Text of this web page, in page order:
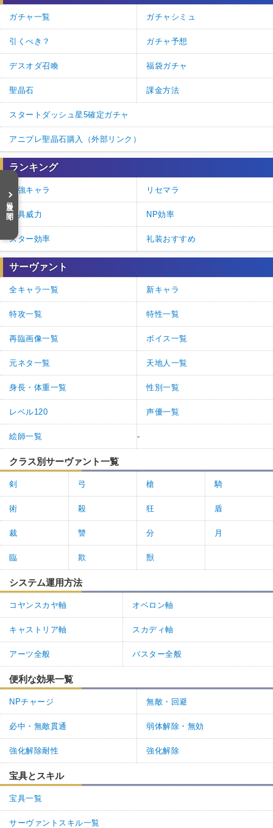
目次を開く
ガチャ一覧 ガチャシミュ
引くべき？ ガチャ予想
デスオダ召喚 福袋ガチャ
聖晶石 課金方法
スタートダッシュ星5確定ガチャ
アニプレ聖晶石購入（外部リンク）
ランキング
最強キャラ リセマラ
宝具威力 NP効率
スター効率 礼装おすすめ
サーヴァント
全キャラ一覧 新キャラ
特攻一覧 特性一覧
再臨画像一覧 ボイス一覧
元ネタ一覧 天地人一覧
身長・体重一覧 性別一覧
レベル120 声優一覧
絵師一覧 -
クラス別サーヴァント一覧
剣 弓 槍 騎
術 殺 狂 盾
裁 讐 分 月
臨 欺 獣
システム運用方法
コヤンスカヤ軸 オベロン軸
キャストリア軸 スカディ軸
アーツ全般 バスター全般
便利な効果一覧
NPチャージ 無敵・回避
必中・無敵貫通 弱体解除・無効
強化解除耐性 強化解除
宝具とスキル
宝具一覧
サーヴァントスキル一覧